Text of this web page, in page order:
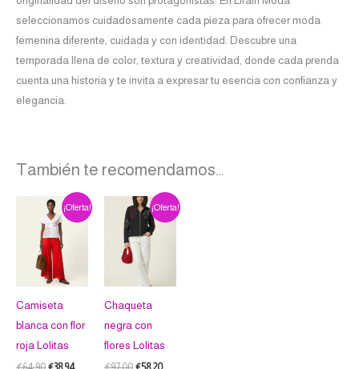
seleccionamos cuidadosamente cada pieza para ofrecer moda
femenina diferente, cuidada y con identidad. Descubre una
temporada llena de color, textura y creatividad, donde cada prenda
cuenta una historia y te invita a expresar tu esencia con confianza y
elegancia.
También te recomendamos…
¡Oferta!
Camiseta
blanca con flor
roja Lolitas
El
precio
original
era:
€64.90.
El
precio
producto
múltiples
variantes.
Las
opciones
se
pueden
¡Oferta!
Chaqueta
negra con
flores Lolitas
El
precio
original
era:
€97.00.
El
precio
producto
tiene
múltiples
variantes.
Las
opciones
se
pueden